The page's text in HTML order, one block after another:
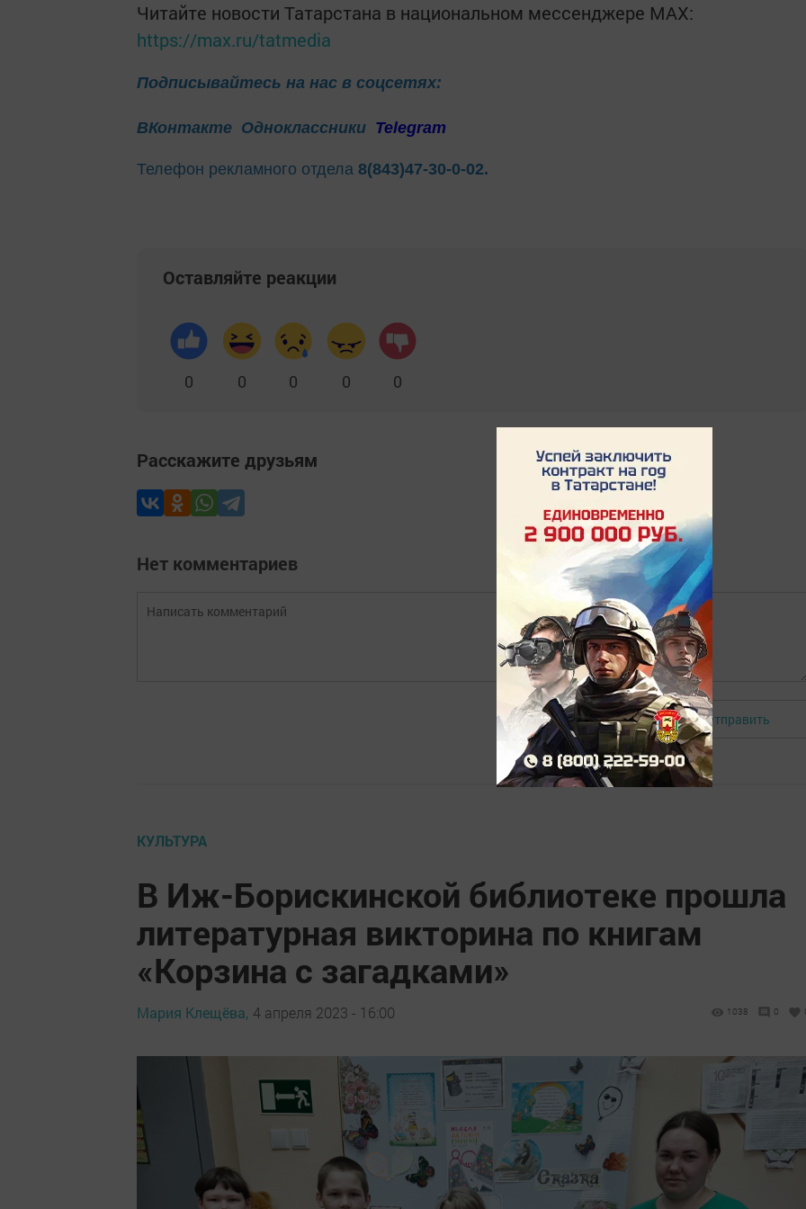
Читайте новости Татарстана в национальном мессенджере MАХ:
https://max.ru/tatmedia
Подписывайтесь на нас в соцсетях:
ВКонтакте Одноклассники Telegram
Телефон рекламного отдела 8(843)47-30-0-02.
Оставляйте реакции
0 0 0 0 0
Расскажите друзьям
Нет комментариев
Авторизоваться Отправить
КУЛЬТУРА
В Иж-Борискинской библиотеке прошла
литературная викторина по книгам
«Корзина с загадками»
Мария Клещёва, 4 апреля 2023 - 16:00 1038 0